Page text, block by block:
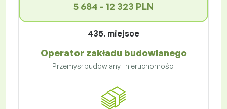
5 684 - 12 323 PLN
435. miejsce
Operator zakładu budowlanego
Przemysł budowlany i nieruchomości